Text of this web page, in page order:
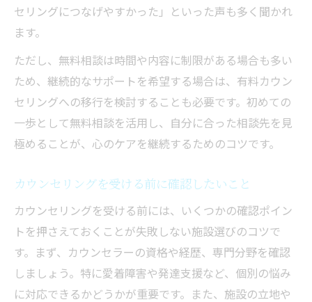
セリングにつなげやすかった」といった声も多く聞かれ
ます。
ただし、無料相談は時間や内容に制限がある場合も多い
ため、継続的なサポートを希望する場合は、有料カウン
セリングへの移行を検討することも必要です。初めての
一歩として無料相談を活用し、自分に合った相談先を見
極めることが、心のケアを継続するためのコツです。
カウンセリングを受ける前に確認したいこと
カウンセリングを受ける前には、いくつかの確認ポイン
トを押さえておくことが失敗しない施設選びのコツで
す。まず、カウンセラーの資格や経歴、専門分野を確認
しましょう。特に愛着障害や発達支援など、個別の悩み
に対応できるかどうかが重要です。また、施設の立地や